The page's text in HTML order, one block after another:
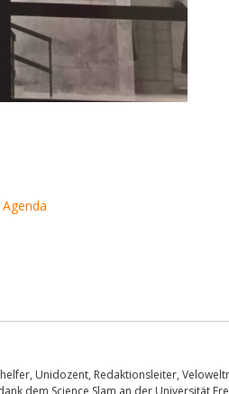
Agenda
Unidozent, Redaktionsleiter,